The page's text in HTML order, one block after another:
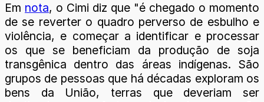
Em nota, o Cimi diz que "é chegado o momento
de se reverter o quadro perverso de esbulho e
violência, e começar a identificar e processar
os que se beneficiam da produção de soja
transgênica dentro das áreas indígenas. São
grupos de pessoas que há décadas exploram os
bens da União, terras que deveriam ser